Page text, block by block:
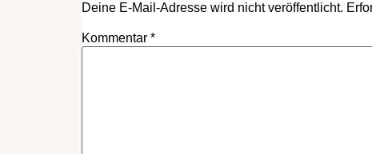
Deine E-Mail-Adresse wird nicht veröffentlicht.
Kommentar *